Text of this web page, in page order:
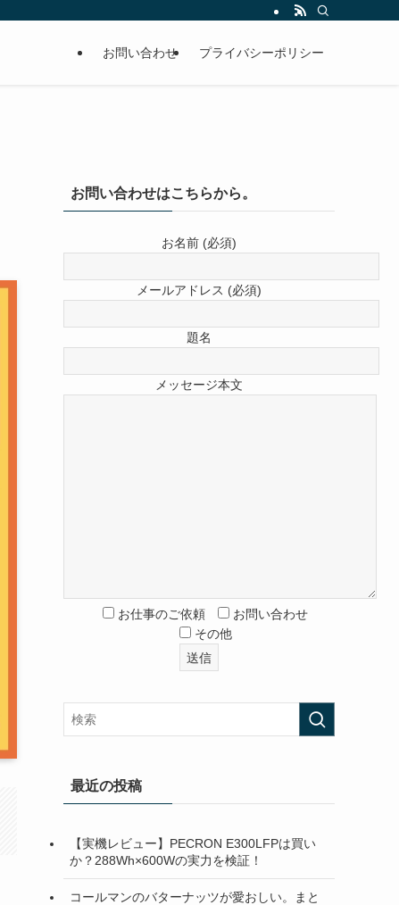
お問い合わせ プライバシーポリシー
お問い合わせはこちらから。
お名前 (必須)
メールアドレス (必須)
題名
メッセージ本文
お仕事のご依頼
お問い合わせ
その他
最近の投稿
【実機レビュー】PECRON E300LFPは買い
か？288Wh×600Wの実力を検証！
コールマンのバターナッツが愛おしい。まと